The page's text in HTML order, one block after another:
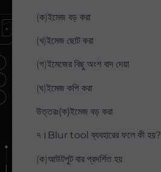
(ক)ইমেজ বড় করা
(খ)ইমেজ ছোট করা
(গ)ইমেজের বিছু অংশ বাদ দেয়া
(ঘ)ইমেজ কপি করা
উত্তরঃ(ক)ইমেজ বড় করা
৭।Blur tool ব্যবহারের ফলে কী হয়?
(ক)আউটপুট বার প্রদর্শিত হয়